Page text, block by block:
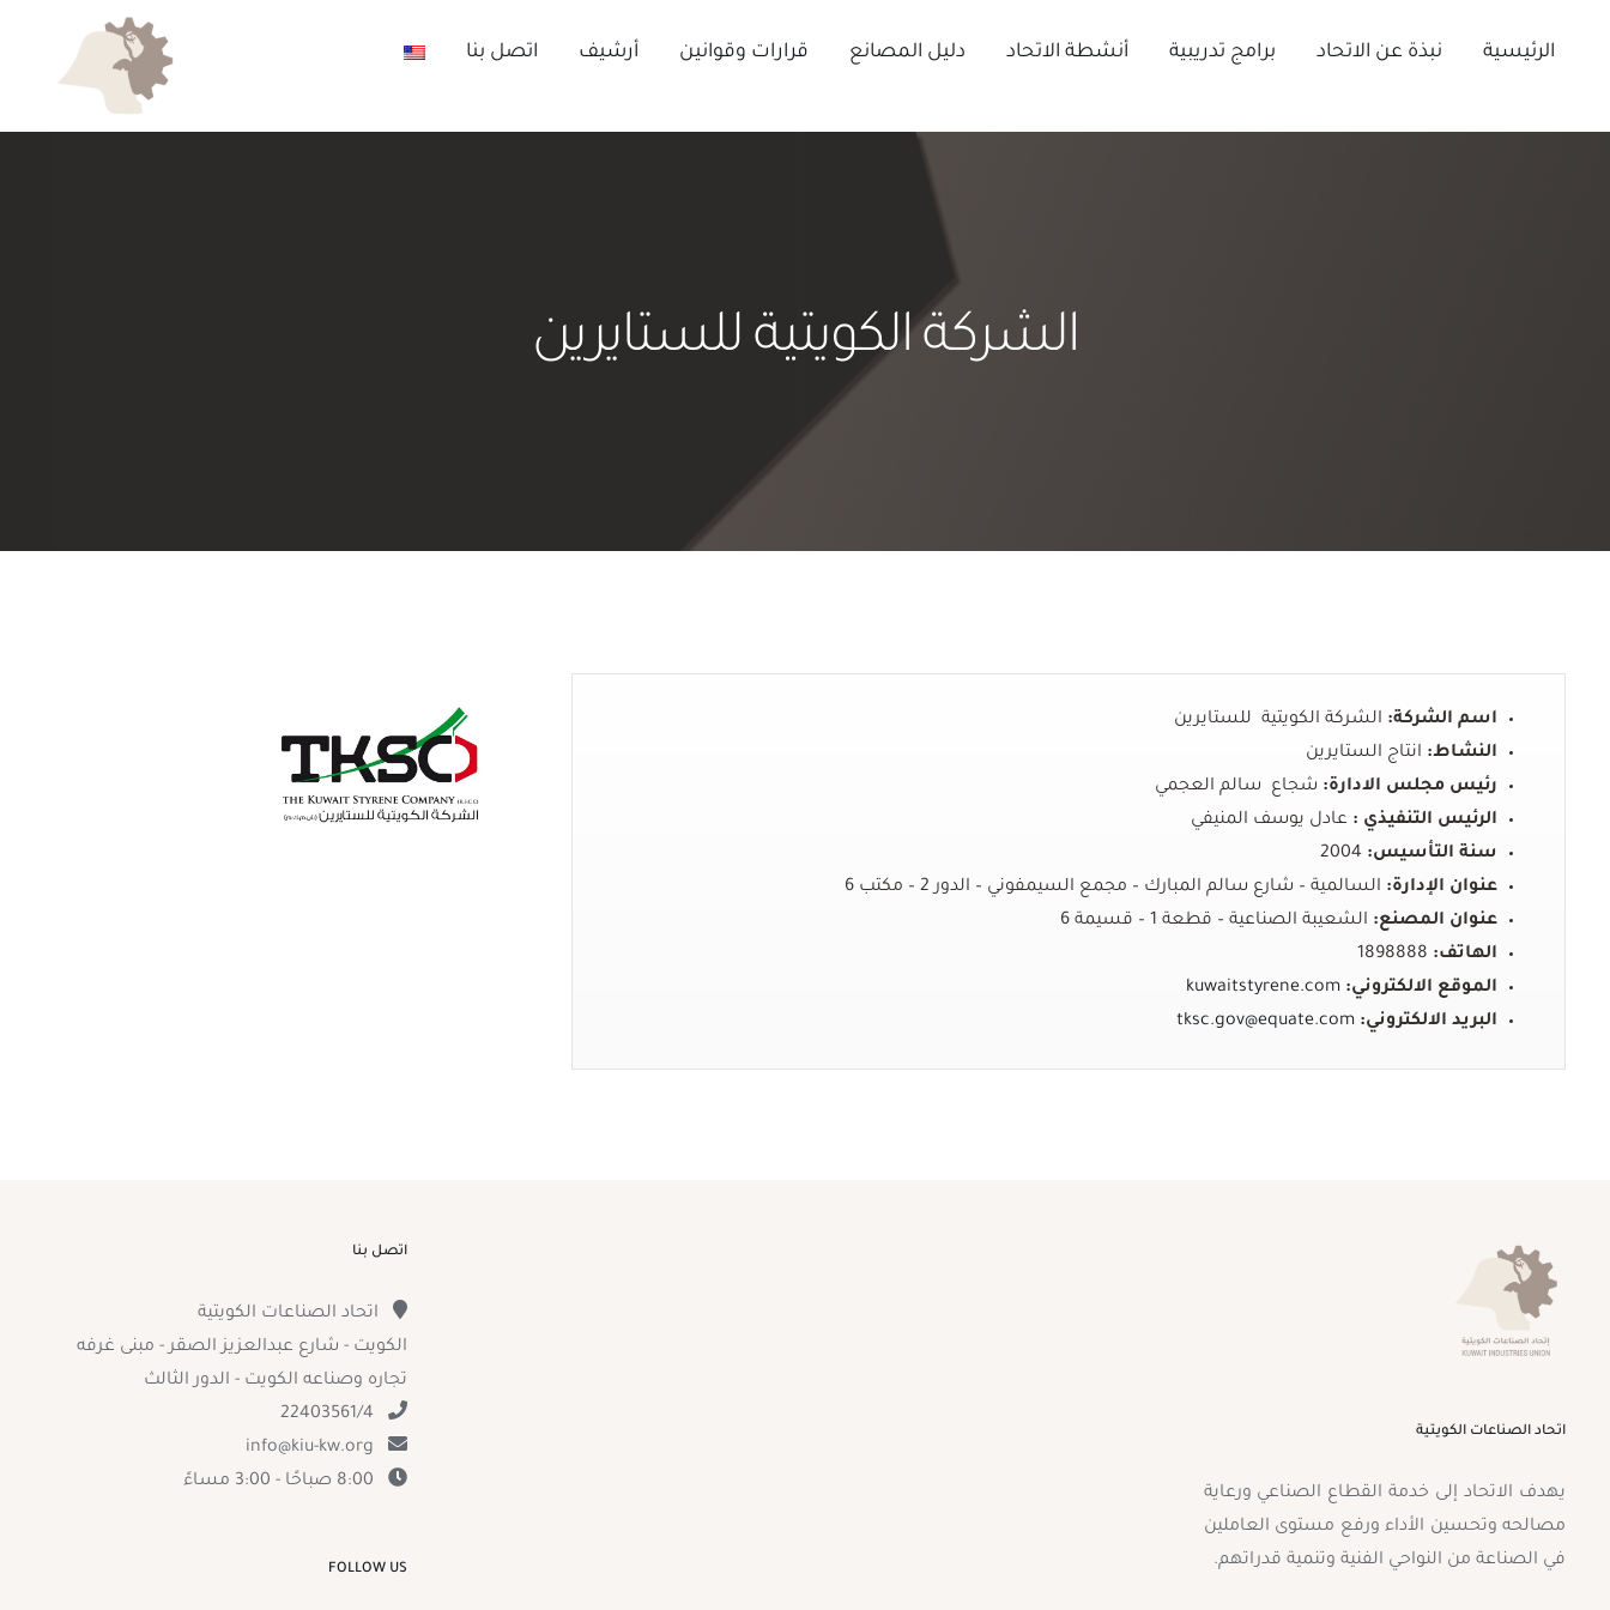
الرئيسية نبذة عن الاتحاد برامج تدريبية أنشطة الاتحاد دليل المصانع قرارات وقوانين أرشيف اتصل بنا
الشركة الكويتية للستايرين
اسم الشركة: الشركة الكويتية للستايرين
النشاط: انتاج الستايرين
رئيس مجلس الادارة: شجاع سالم العجمي
الرئيس التنفيذي : عادل يوسف المنيفي
سنة التأسيس:
2004
عنوان الإدارة: السالمية – شارع سالم المبارك – مجمع السيمفوني – الدور 2 – مكتب 6
عنوان المصنع: الشعيبة الصناعية – قطعة 1 – قسيمة 6
الهاتف:
1898888
الموقع الالكتروني:
kuwaitstyrene.com
البريد الالكتروني:tksc.gov@equate.com
اتحاد الصناعات الكويتية
يهدف الاتحاد إلى خدمة القطاع الصناعي ورعاية
مصالحه وتحسين الأداء ورفع مستوى العاملين
في الصناعة من النواحي الفنية وتنمية قدراتهم.
اتصل بنا
اتحاد الصناعات الكويتية
الكويت - شارع عبدالعزيز الصقر - مبنى غرفه
تجاره وصناعه الكويت - الدور الثالث
22403561/4
info@kiu-kw.org
FOLLOW US